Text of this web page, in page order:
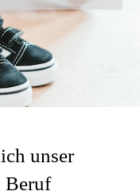
unser
Beruf